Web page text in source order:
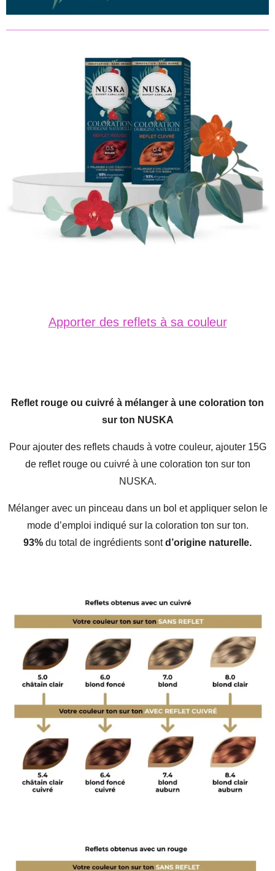
Apporter des reflets à sa couleur
Reflet rouge ou cuivré à mélanger à une coloration ton
sur ton NUSKA
Pour ajouter des reflets chauds à votre couleur, ajouter 15G
de reflet rouge ou cuivré à une coloration ton sur ton
NUSKA.
Mélanger avec un pinceau dans un bol et appliquer selon le
mode d’emploi indiqué sur la coloration ton sur ton.
93% du total de ingrédients sont d’origine naturelle.